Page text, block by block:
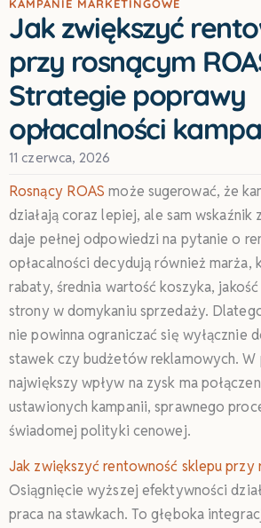
KAMPANIE MARKETINGOWE
Jak zwiększyć
przy rosnącym
Strategie poprawy
opłacalności
11 czerwca, 2026
Rosnący ROAS może sugerować, że
działają coraz lepiej, ale sam wskaźnik
daje pełnej odpowiedzi na pytanie o
opłacalności decydują również marża,
rabaty, średnia wartość koszyka,
strony w domykaniu sprzedaży.
nie powinna ograniczać się wyłącznie
stawek czy budżetów reklamowych. W
największy wpływ na zysk ma
ustawionych kampanii, sprawnego
świadomej polityki cenowej.
Jak zwiększyć rentowność sklepu przy
Osiągnięcie wyższej efektywności
praca na stawkach. To głęboka